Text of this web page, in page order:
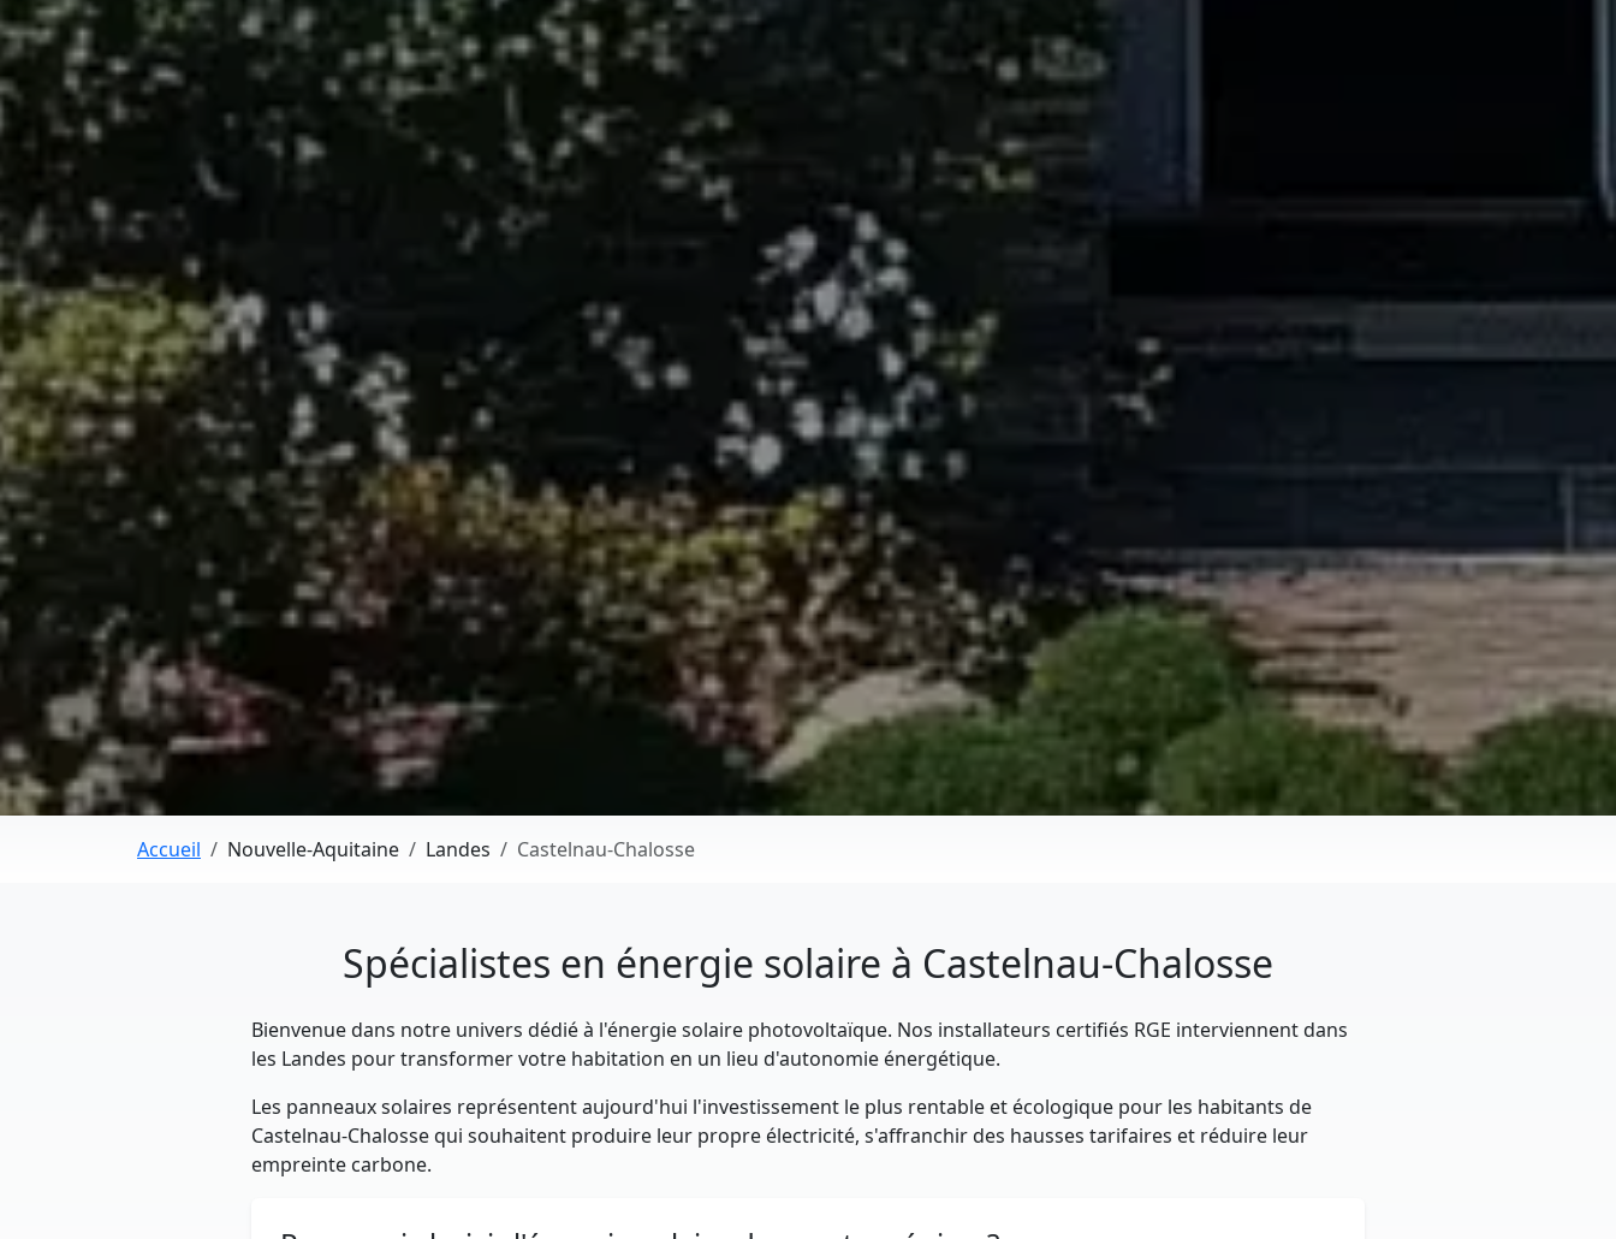
Accueil Nouvelle-Aquitaine Landes Castelnau-Chalosse
Spécialistes en énergie solaire à Castelnau-Chalosse
Bienvenue dans notre univers dédié à l'énergie solaire photovoltaïque. Nos installateurs certifiés RGE interviennent dans
les Landes pour transformer votre habitation en un lieu d'autonomie énergétique.
Les panneaux solaires représentent aujourd'hui l'investissement le plus rentable et écologique pour les habitants de
Castelnau-Chalosse qui souhaitent produire leur propre électricité, s'affranchir des hausses tarifaires et réduire leur
empreinte carbone.